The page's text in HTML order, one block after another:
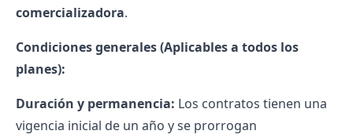
comercializadora.
Condiciones generales (Aplicables a todos los
planes):
Duración y permanencia: Los contratos tienen una
vigencia inicial de un año y se prorrogan